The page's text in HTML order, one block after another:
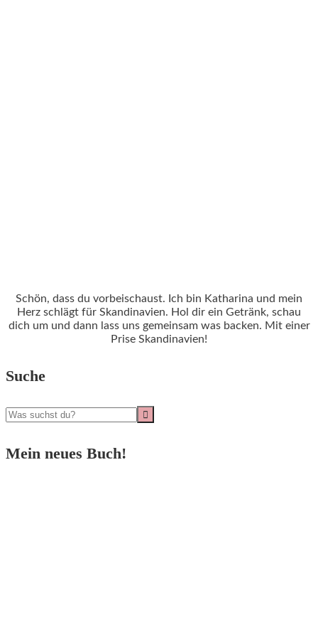
Schön, dass du vorbeischaust. Ich bin Katharina und mein
Herz schlägt für Skandinavien. Hol dir ein Getränk, schau
dich um und dann lass uns gemeinsam was backen. Mit einer
Prise Skandinavien!
Suche
Mein neues Buch!